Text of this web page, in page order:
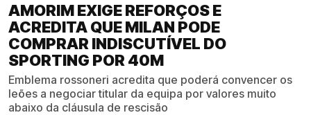
AMORIM EXIGE REFORÇOS E
ACREDITA QUE MILAN PODE
COMPRAR INDISCUTÍVEL DO
SPORTING POR 40M
Emblema rossoneri acredita que poderá convencer os
leões a negociar titular da equipa por valores muito
abaixo da cláusula de rescisão